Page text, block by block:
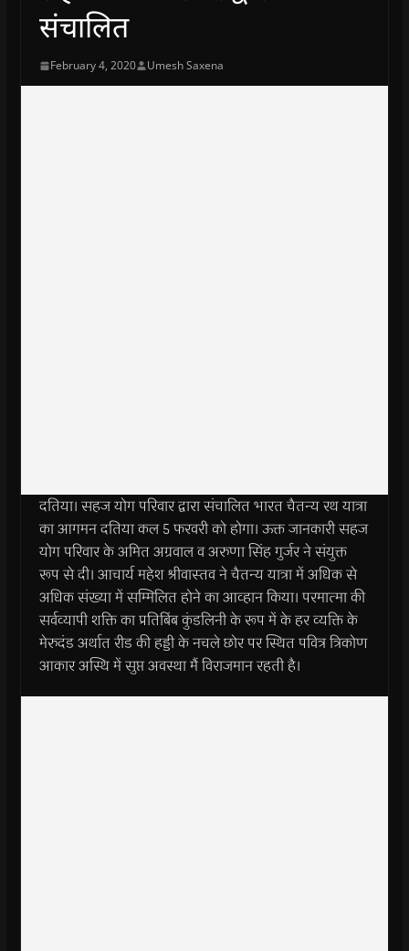
संचालित
February 4, 2020 Umesh Saxena
दतिया। सहज योग परिवार द्वारा संचालित भारत चैतन्य रथ यात्रा
का आगमन दतिया कल 5 फरवरी को होगा। ऊक्त जानकारी सहज
योग परिवार के अमित अग्रवाल व अरुणा सिंह गुर्जर ने संयुक्त
रूप से दी। आचार्य महेश श्रीवास्तव ने चैतन्य यात्रा में अधिक से
अधिक संख्या में सम्मिलित होने का आव्हान किया। परमात्मा की
सर्वव्यापी शक्ति का प्रतिबिंब कुंडलिनी के रूप में के हर व्यक्ति के
मेरुदंड अर्थात रीड की हड्डी के नचले छोर पर स्थित पवित्र त्रिकोण
आकार अस्थि में सुप्त अवस्था मैं विराजमान रहती है।